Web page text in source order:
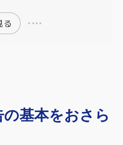
る
基本をおさら